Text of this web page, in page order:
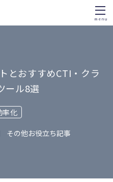
menu
とおすすめCTI・クラ
ール8選
率化
その他お役立ち記事